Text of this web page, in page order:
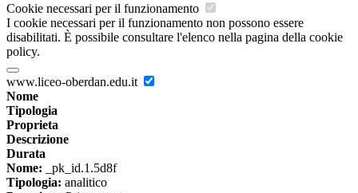
Cookie necessari per il funzionamento
I cookie necessari per il funzionamento non possono essere
disabilitati. È possibile consultare l'elenco nella pagina della cookie
policy.
www.liceo-oberdan.edu.it
Nome
Tipologia
Proprieta
Descrizione
Durata
Nome: _pk_id.1.5d8f
Tipologia: analitico